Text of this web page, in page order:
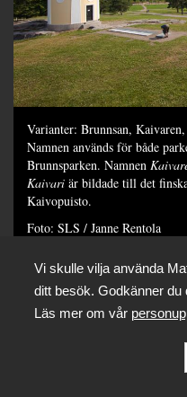
Varianter: Brunnsan,
Namnen används för både
Brunnsparken. Namnen
Kaivari är bildade till det
Kaivopuisto.
Foto: SLS / Janne Rentola
Vi skulle vilja använda
ditt besök. Godkänner du
Läs mer om vår